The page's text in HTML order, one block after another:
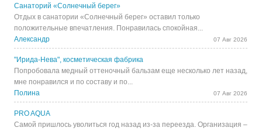
Санаторий «Солнечный берег»
Отдых в санатории «Солнечный берег» оставил только
положительные впечатления. Понравилась спокойная...
Александр
07 Авг 2026
"Ирида-Нева", косметическая фабрика
Попробовала медный оттеночный бальзам еще несколько лет назад,
мне понравился и по составу и по...
Полина
07 Авг 2026
PRO AQUA
Самой пришлось уволиться год назад из-за переезда. Организация –